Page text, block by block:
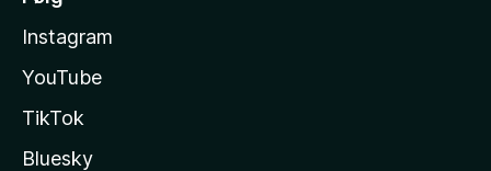
Instagram
YouTube
TikTok
Bluesky